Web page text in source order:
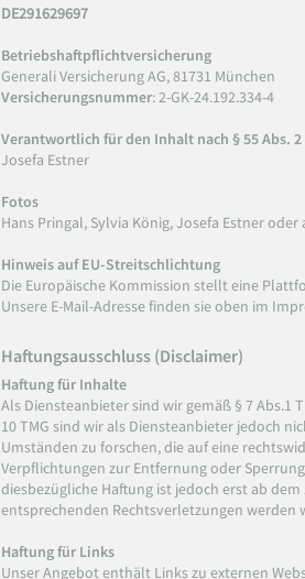
DE291629697
Betriebshaftpflichtversicherung
Generali Versicherung AG, 81731 München
Versicherungsnummer: 2-GK-24.192.334-4
Verantwortlich für den Inhalt nach § 55 Abs. 2
Josefa Estner
Fotos
Hans Pringal, Sylvia König, Josefa Estner
Hinweis auf EU-Streitschlichtung
Die Europäische Kommission stellt eine
Unsere E-Mail-Adresse finden sie oben im
Haftungsausschluss (Disclaimer)
Haftung für Inhalte
Als Diensteanbieter sind wir gemäß § 7 Abs.1
10 TMG sind wir als Diensteanbieter jedoch
Umständen zu forschen, die auf eine
Verpflichtungen zur Entfernung oder
diesbezügliche Haftung ist jedoch erst ab
entsprechenden Rechtsverletzungen
Haftung für Links
Unser Angebot enthält Links zu externen